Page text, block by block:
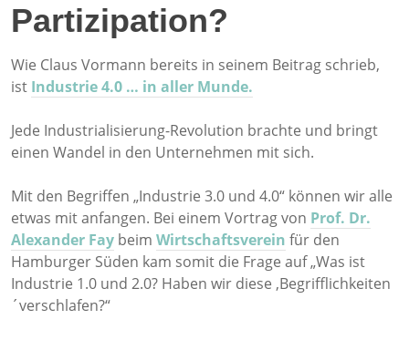
Partizipation?
Wie Claus Vormann bereits in seinem Beitrag schrieb,
ist Industrie 4.0 … in aller Munde.
Jede Industrialisierung-Revolution brachte und bringt
einen Wandel in den Unternehmen mit sich.
Mit den Begriffen „Industrie 3.0 und 4.0“ können wir alle
etwas mit anfangen. Bei einem Vortrag von Prof. Dr.
Alexander Fay beim Wirtschaftsverein für den
Hamburger Süden kam somit die Frage auf „Was ist
Industrie 1.0 und 2.0? Haben wir diese ,Begrifflichkeiten
´verschlafen?“